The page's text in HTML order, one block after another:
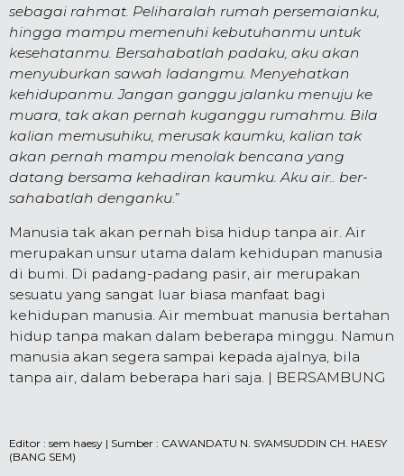
sebagai rahmat. Peliharalah rumah persemaianku,
hingga mampu me­menuhi kebutuhanmu untuk
kesehatanmu. Bersahabatlah padaku, aku akan
menyubur­kan sawah ladangmu. Menyehatkan
kehidup­anmu. Jangan ganggu jalanku menuju ke
muara, tak akan pernah kuganggu rumahmu. Bila
kalian memusuhiku, merusak kaumku, kalian tak
akan pernah mampu menolak bencana yang
datang bersama kehadiran kaumku. Aku air.. ber­
sahabat­lah denganku .”
Manusia tak akan pernah bisa hidup tanpa air. Air
me­rupakan unsur utama dalam kehidupan manusia
di bumi. Di padang-padang pasir, air me­rupakan
sesuatu yang sangat luar biasa manfaat bagi
kehidupan manusia. Air membuat manusia bertahan
hidup tanpa makan dalam beberapa minggu. Namun
manusia akan segera sampai ke­pada ajalnya, bila
tanpa air, dalam beberapa hari saja. | BERSAMBUNG
Editor : sem haesy | Sumber : CAWANDATU N. SYAMSUDDIN CH. HAESY
(BANG SEM)